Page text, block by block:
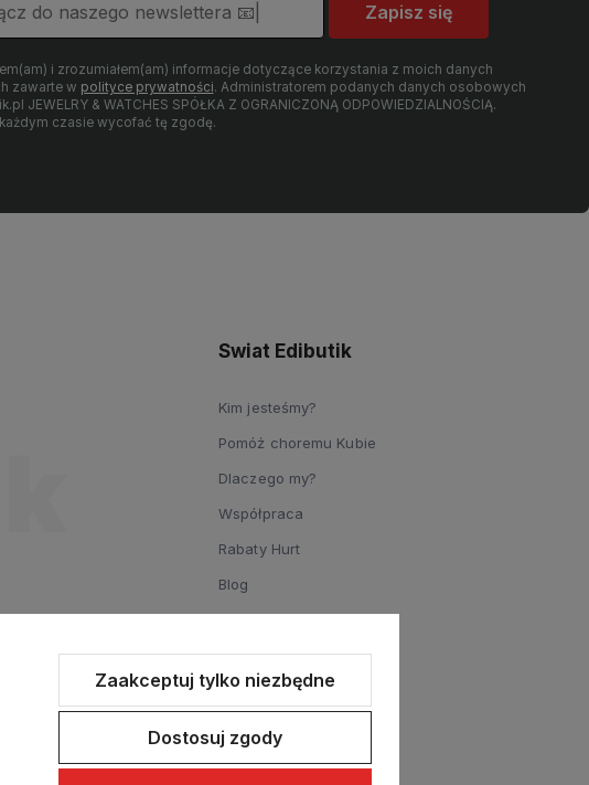
Zapisz się
i zrozumiałem(am) informacje dotyczące korzystania z moich danych
zawarte w polityce prywatności. Administratorem podanych danych osobowych
JEWELRY & WATCHES SPÓŁKA Z OGRANICZONĄ ODPOWIEDZIALNOŚCIĄ.
czasie wycofać tę zgodę.
Swiat Edibutik
Kim jesteśmy?
Pomóż choremu Kubie
Dlaczego my?
Współpraca
Rabaty Hurt
Blog
Zaakceptuj tylko niezbędne
Dostosuj zgody